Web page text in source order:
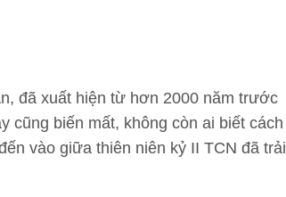
đã xuất hiện từ hơn 2000 năm trước
cũng biến mất, không còn ai biết cách
vào giữa thiên niên kỷ II TCN đã trải